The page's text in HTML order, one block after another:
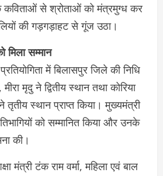
कविताओं से श्रोताओं को मंत्रमुग्ध कर
की गड़गड़ाहट से गूंज उठा।
मिला सम्मान
में बिलासपुर जिले की निधि
मृदु ने द्वितीय स्थान तथा कोरिया
स्थान प्राप्त किया। मुख्यमंत्री
को सम्मानित किया और उनके
की।
मंत्री टंक राम वर्मा, महिला एवं बाल